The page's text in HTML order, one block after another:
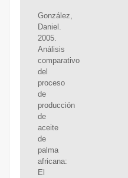
González,
Daniel.
2005.
Análisis
comparativo
del
proceso
de
producción
de
aceite
de
palma
africana:
El